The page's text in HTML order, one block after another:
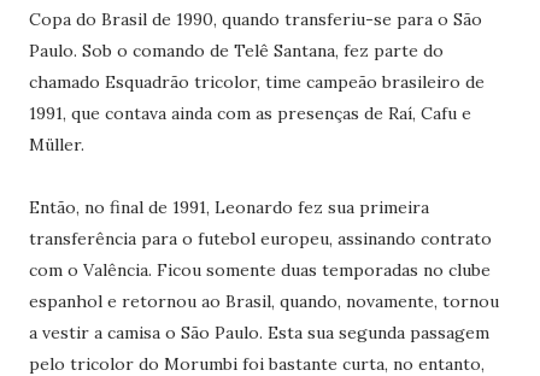
Copa do Brasil de 1990, quando transferiu-se para o São
Paulo. Sob o comando de Telê Santana, fez parte do
chamado Esquadrão tricolor, time campeão brasileiro de
1991, que contava ainda com as presenças de Raí, Cafu e
Müller.
Então, no final de 1991, Leonardo fez sua primeira
transferência para o futebol europeu, assinando contrato
com o Valência. Ficou somente duas temporadas no clube
espanhol e retornou ao Brasil, quando, novamente, tornou
a vestir a camisa o São Paulo. Esta sua segunda passagem
pelo tricolor do Morumbi foi bastante curta, no entanto,